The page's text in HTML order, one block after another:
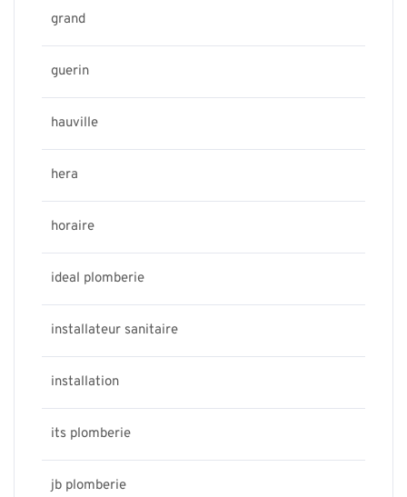
grand
guerin
hauville
hera
horaire
ideal plomberie
installateur sanitaire
installation
its plomberie
jb plomberie